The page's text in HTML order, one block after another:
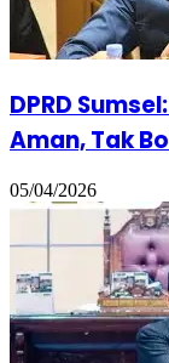
DPRD
Aman, Tak
05/04/2026